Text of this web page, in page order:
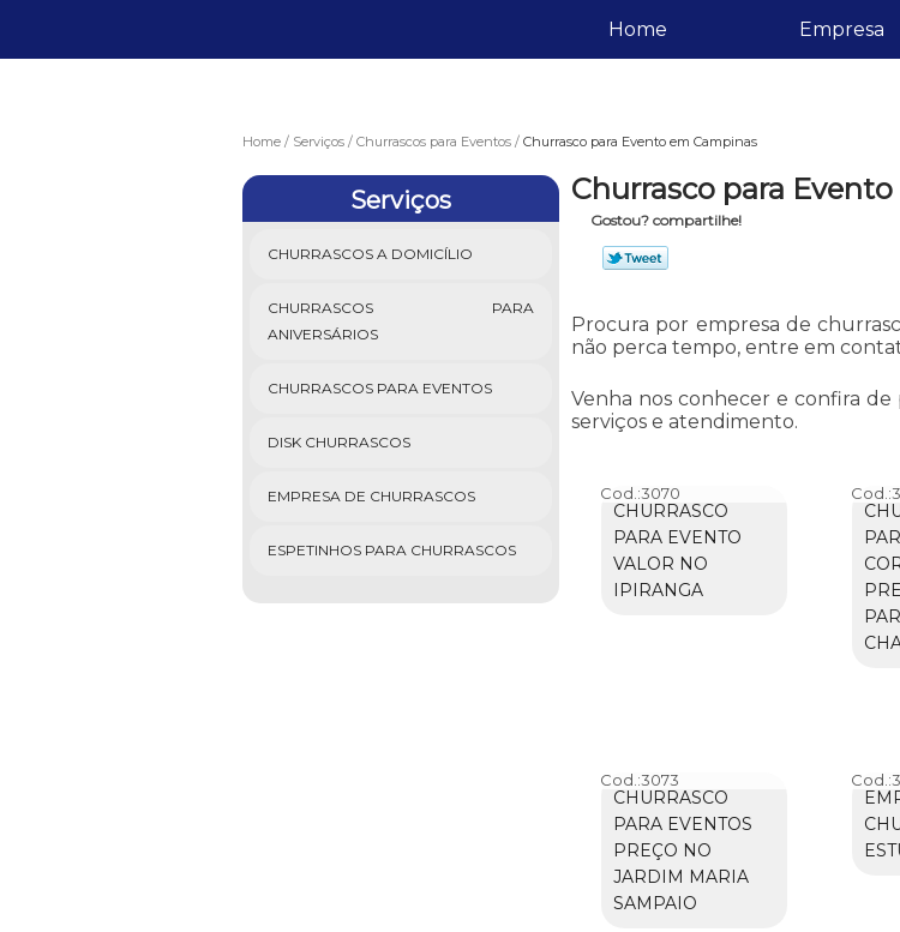
Home Empresa
Home Serviços Churrascos para Eventos Churrasco para Evento em Campinas
Serviços
CHURRASCOS A DOMICÍLIO
CHURRASCOS PARA
ANIVERSÁRIOS
CHURRASCOS PARA EVENTOS
DISK CHURRASCOS
EMPRESA DE CHURRASCOS
ESPETINHOS PARA CHURRASCOS
Churrasco para
Gostou? compartilhe!
Procura por empresa de
não perca tempo, entre em
Venha nos conhecer e confira
serviços e atendimento.
Cod.:3070
CHURRASCO
PARA EVENTO
VALOR NO
IPIRANGA
Cod.:
Cod.:3073
CHURRASCO
PARA EVENTOS
PREÇO NO
JARDIM MARIA
SAMPAIO
Cod.: